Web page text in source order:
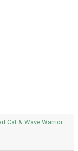
Cat & Wave Warrior